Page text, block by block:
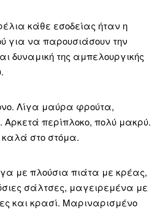
κάθε εσοδείας ήταν η
για να παρουσιάσουν την
δυναμική της αμπελουργικής
Λίγα μαύρα φρούτα,
περίπλοκο, πολύ μακρύ.
στο στόμα.
με πλούσια πιάτα με κρέας,
σάλτσες, μαγειρεμένα με
και κρασί. Μαριναρισμένο